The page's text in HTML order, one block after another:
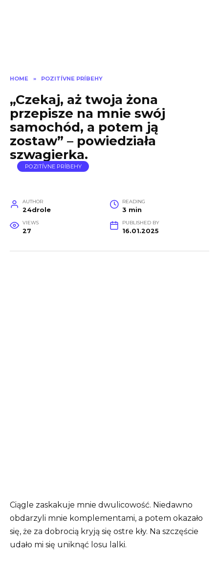
HOME » POZITÍVNE PRÍBEHY
„Czekaj, aż twoja żona
przepisze na mnie swój
samochód, a potem ją
zostaw” – powiedziała
szwagierka.
POZITÍVNE PRÍBEHY
AUTHOR
24drole
READING
3 min
VIEWS
27
PUBLISHED BY
16.01.2025
Ciągle zaskakuje mnie dwulicowość. Niedawno
obdarzyli mnie komplementami, a potem okazało
się, że za dobrocią kryją się ostre kły. Na szczęście
udało mi się uniknąć losu lalki.